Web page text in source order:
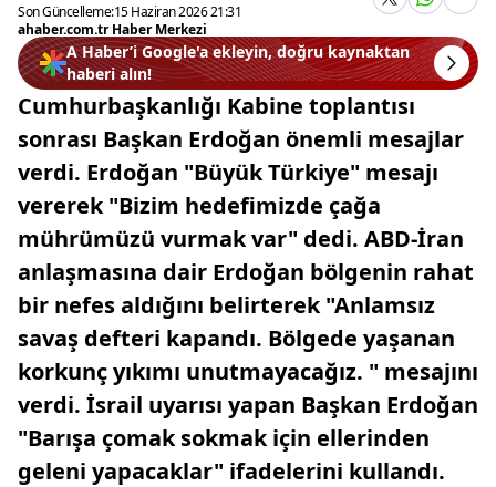
Son Güncelleme:15 Haziran 2026 21:31
ahaber.com.tr Haber Merkezi
A Haber’i Google'a ekleyin, doğru kaynaktan
haberi alın!
Cumhurbaşkanlığı Kabine toplantısı
sonrası Başkan Erdoğan önemli mesajlar
verdi. Erdoğan "Büyük Türkiye" mesajı
vererek "Bizim hedefimizde çağa
mührümüzü vurmak var" dedi. ABD-İran
anlaşmasına dair Erdoğan bölgenin rahat
bir nefes aldığını belirterek "Anlamsız
savaş defteri kapandı. Bölgede yaşanan
korkunç yıkımı unutmayacağız. " mesajını
verdi. İsrail uyarısı yapan Başkan Erdoğan
"Barışa çomak sokmak için ellerinden
geleni yapacaklar" ifadelerini kullandı.